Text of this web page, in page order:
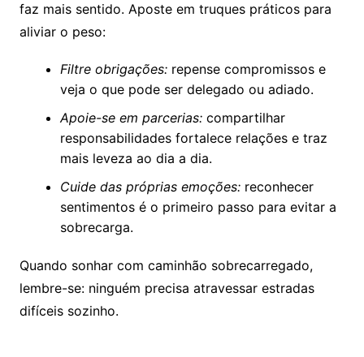
faz mais sentido. Aposte em truques práticos para
aliviar o peso:
Filtre obrigações:repense compromissos e
veja o que pode ser delegado ou adiado.
Apoie-se em parcerias:compartilhar
responsabilidades fortalece relações e traz
mais leveza ao dia a dia.
Cuide das próprias emoções:reconhecer
sentimentos é o primeiro passo para evitar a
sobrecarga.
Quando sonhar com caminhão sobrecarregado,
lembre-se: ninguém precisa atravessar estradas
difíceis sozinho.